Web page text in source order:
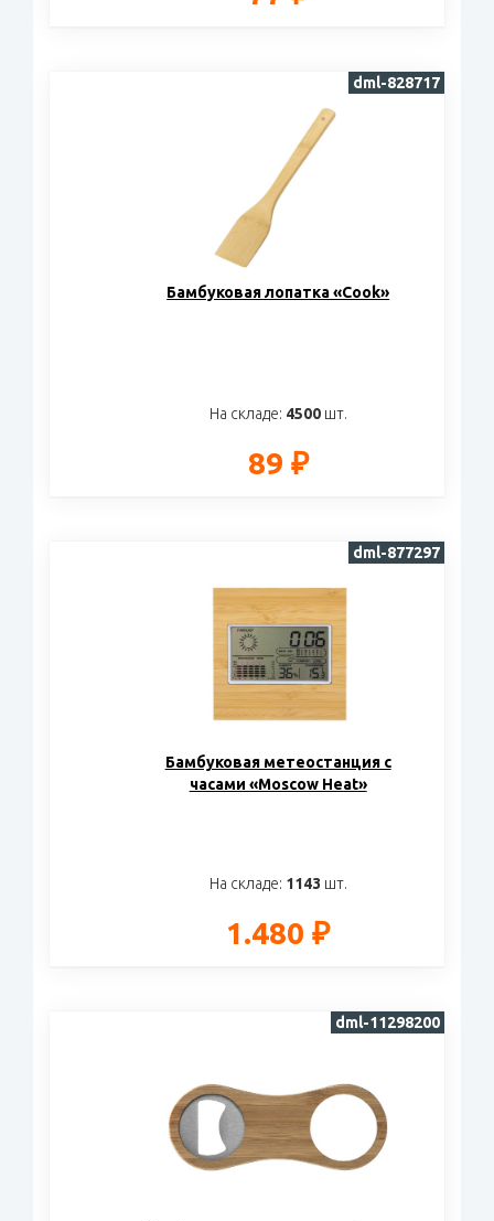
Бамбуковая лопатка «Cook»
На складе: 4500шт.
89 ₽
dml-828717
Бамбуковая метеостанция с
часами «Moscow Heat»
На складе: 1143 шт.
1.480 ₽
dml-877297
dml-11298200